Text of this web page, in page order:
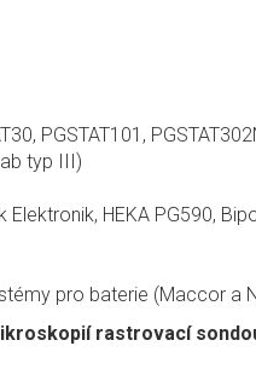
PGSTAT101,
typ III)
HEKA PG590,
pro baterie (Maccor a
rastrovací